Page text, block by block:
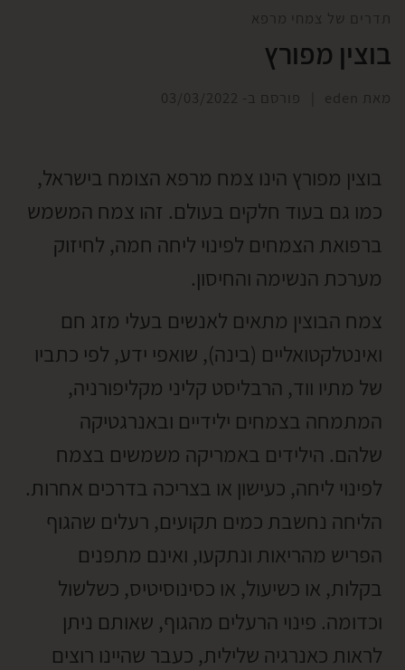
תדרים של צמחי מרפא
בוצין מפורץ
מאת eden פורסם ב- 03/03/2022
בוצין מפורץ הינו צמח מרפא הצומח בישראל,
כמו גם בעוד חלקים בעולם. זהו צמח המשמש
ברפואת הצמחים לפינוי ליחה חמה, לחיזוק
מערכת הנשימה והחיסון.
צמח הבוצין מתאים לאנשים בעלי מזג חם
ואינטלקטואליים (בינה), שואפי ידע, לפי כתביו
של מתיו ווד, הרבליסט קליני מקליפורניה,
המתמחה בצמחים ילידיים ובאנרגטיקה
שלהם. הילידים באמריקה משמשים בצמח
לפינוי ליחה, כעישון או בצריכה בדרכים אחרות.
הליחה נחשבת כמים תקועים, רעלים שהגוף
הפריש מהריאות ונתקעו, ואינם מתפנים
בקלות, או כשיעול, או כסינוסיטיס, כשלשול
וכדומה. פינוי הרעלים מהגוף, שאותם ניתן
לראות כאנרגיה שלילית, כעבר שהיינו רוצים